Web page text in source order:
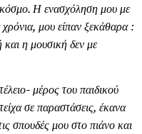
Η ενασχόληση μου με
μου είπαν ξεκάθαρα :
η μουσική δεν με
μέρος του παιδικού
σε παραστάσεις, έκανα
σπουδές μου στο πιάνο και